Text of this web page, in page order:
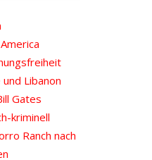
Libanon
Gates
kriminell
Ranch nach